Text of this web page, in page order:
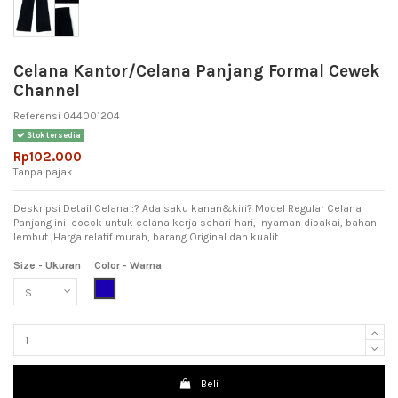
Celana Kantor/Celana Panjang Formal Cewek
Channel
Referensi 044001204
Stok tersedia
Rp102.000
Tanpa pajak
Deskripsi Detail Celana :? Ada saku kanan&kiri? Model Regular Celana
Panjang ini cocok untuk celana kerja sehari-hari, nyaman dipakai, bahan
lembut ,Harga relatif murah, barang Original dan kualit
Size - Ukuran
Color - Warna
Beli